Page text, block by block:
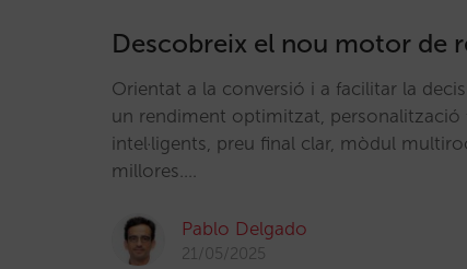
Descobreix el nou motor de
Orientat a la conversió i a facilitar la
un rendiment optimitzat, personalització
intel·ligents, preu final clar, mòdul
millores.…
Pablo Delgado
21/05/2025